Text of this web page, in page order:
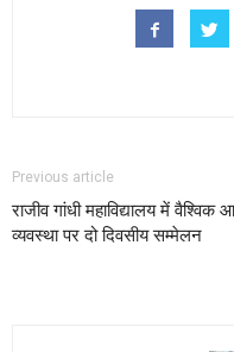
Previous article
राजीव गांधी महाविद्यालय में वैश्विक
व्यवस्था पर दो दिवसीय सम्मेलन